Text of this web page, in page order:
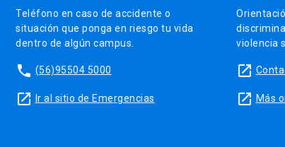
Teléfono en caso de accidente o
situación que ponga en riesgo tu vida
dentro de algún campus.
phone (56)95504 5000
launch Ir al sitio de Emergencias
violencia
launch
launch Más